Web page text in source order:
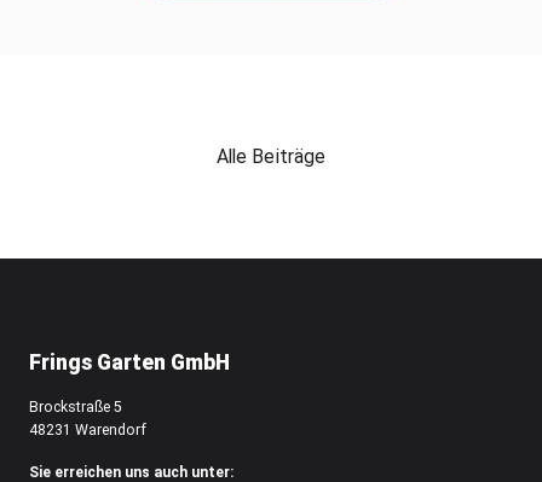
Alle Beiträge
Frings Garten GmbH
Brockstraße 5
48231 Warendorf
Sie erreichen uns auch unter: